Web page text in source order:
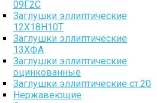
09Г2С
Заглушки эллиптические
12Х18Н10Т
Заглушки эллиптические
13ХФА
Заглушки эллиптические
оцинкованные
Заглушки эллиптические ст.20
Нержавеющие